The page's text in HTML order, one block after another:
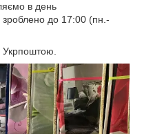
в день
до 17:00 (пн.-